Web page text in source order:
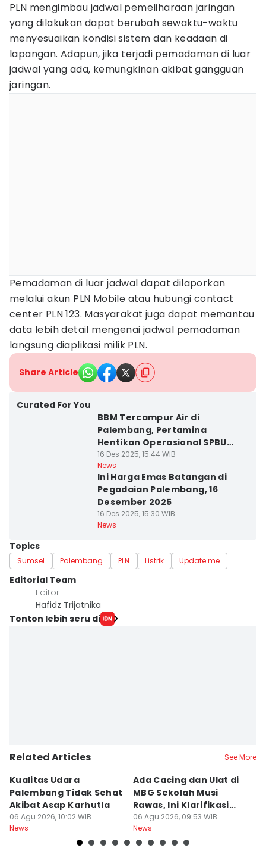
PLN mengimbau jadwal pemeliharaan jaringan
yang dilakukan dapat berubah sewaktu-waktu
menyesuaikan kondisi sistem dan keadaan di
lapangan. Adapun, jika terjadi pemadaman di luar
jadwal yang ada, kemungkinan akibat gangguan
jaringan.
Pemadaman di luar jadwal dapat dilaporkan
melalui akun PLN Mobile atau hubungi contact
center PLN 123. Masyarakat juga dapat memantau
data lebih detail mengenai jadwal pemadaman
langsung diaplikasi milik PLN.
Share Article
Curated For You
BBM Tercampur Air di
Palembang, Pertamina
Hentikan Operasional SPBU
Gandus
16 Des 2025, 15:44 WIB
News
Ini Harga Emas Batangan di
Pegadaian Palembang, 16
Desember 2025
16 Des 2025, 15:30 WIB
News
Topics
Sumsel Palembang PLN Listrik Update me
Editorial Team
Editor
Hafidz Trijatnika
Tonton lebih seru di
Related Articles See More
Kualitas Udara
Palembang Tidak Sehat
Akibat Asap Karhutla
06 Agu 2026, 10:02 WIB
News
Ada Cacing dan Ulat di
MBG Sekolah Musi
Rawas, Ini Klarifikasi
SPPG
06 Agu 2026, 09:53 WIB
News